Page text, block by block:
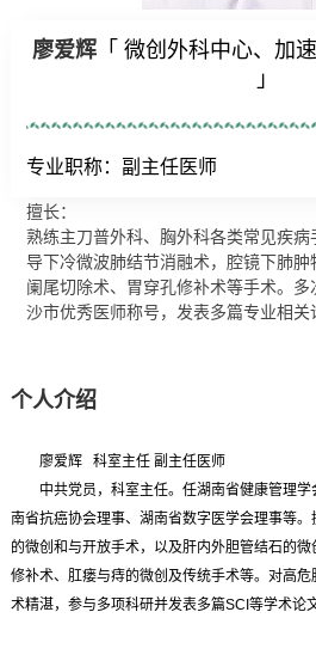
廖爱辉 「 微创外科中心、加
」
专业职称：副主任医师
擅长：
熟练主刀普外科、胸外科各类常见疾病
导下冷微波肺结节消融术，腔镜下肺肿
阑尾切除术、胃穿孔修补术等手术。
沙市优秀医师称号，发表多篇专业相关
个人介绍
廖爱辉 科室主任 副主任医师
中共党员，科室主任。任湖南省健康管理
南省抗癌协会理事、湖南省数字医学会理事等
的微创和与开放手术，以及肝内外胆管结石的
修补术、肛瘘与痔的微创及传统手术等。对高
术精湛，参与多项科研并发表多篇SCI等学术论文